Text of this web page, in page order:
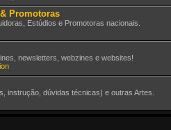
Promotoras
Estúdios e Promotoras nacionais.
newsletters, webzines e websites!
instrução, dúvidas técnicas) e outras Artes.